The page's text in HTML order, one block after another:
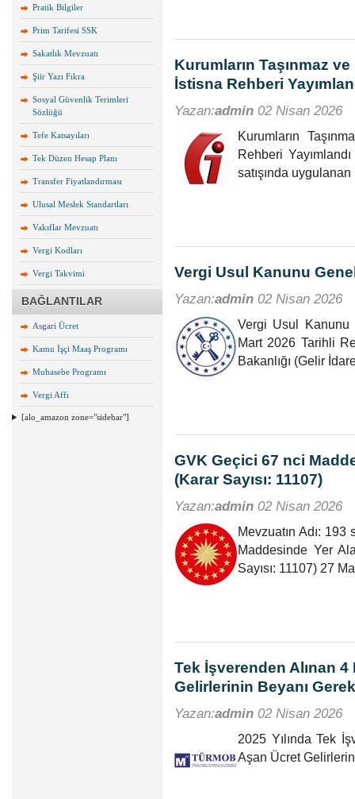
Pratik Bilgiler
Prim Tarifesi SSK
Sakatlık Mevzuatı
Şiir Yazı Fıkra
Sosyal Güvenlik Terimleri
Sözlüğü
Tefe Katsayıları
Tek Düzen Hesap Planı
Transfer Fiyatlandırması
Ulusal Meslek Standartları
Vakıflar Mevzuatı
Vergi Kodları
Vergi Takvimi
BAĞLANTILAR
Asgari Ücret
Kamu İşçi Maaş Programı
Muhasebe Programı
Vergi Affı
[alo_amazon zone="sidebar"]
Kurumların Taşınmaz
İstisna Rehberi
Yazan:admin 02 Nisan 2026
Kurumların
Rehberi
satışında
Vergi Usul Kanunu
Yazan:admin 02 Nisan 2026
Vergi Usul
Mart 2026 Tarihli
Bakanlığı (Gelir
GVK Geçici 67 nci
(Karar Sayısı: 11107)
Yazan:admin 02 Nisan 2026
Mevzuatın Adı:
Maddesinde Yer
Sayısı: 11107) 27
Tek İşverenden Alınan
Gelirlerinin Beyanı
Yazan:admin 02 Nisan 2026
2025 Yılında Tek
Aşan Ücret